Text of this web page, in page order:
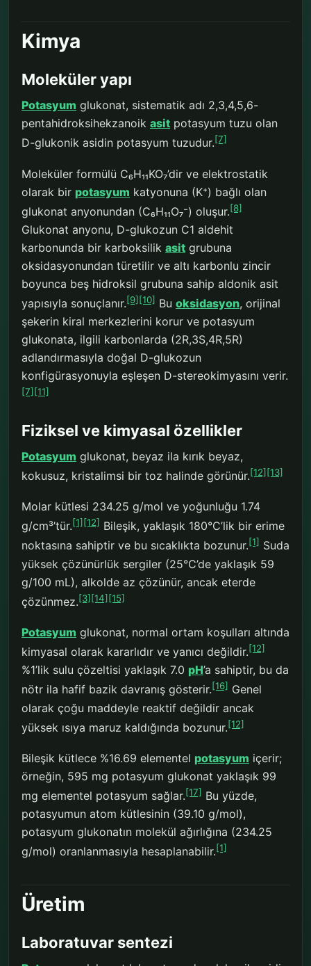
Kimya
Moleküler yapı
Potasyum glukonat, sistematik adı 2,3,4,5,6-
pentahidroksihekzanoik asit potasyum tuzu olan
D-glukonik asidin potasyum tuzudur.[7]
Moleküler formülü C₆H₁₁KO₇’dir ve elektrostatik
olarak bir potasyum katyonuna (K⁺) bağlı olan
glukonat anyonundan (C₆H₁₁O₇⁻) oluşur.[8]
Glukonat anyonu, D-glukozun C1 aldehit
karbonunda bir karboksilik asit grubuna
oksidasyonundan türetilir ve altı karbonlu zincir
boyunca beş hidroksil grubuna sahip aldonik asit
yapısıyla sonuçlanır.[9] [10] Bu oksidasyon, orijinal
şekerin kiral merkezlerini korur ve potasyum
glukonata, ilgili karbonlarda (2R,3S,4R,5R)
adlandırmasıyla doğal D-glukozun
konfigürasyonuyla eşleşen D-stereokimyasını verir.
[7] [11]
Fiziksel ve kimyasal özellikler
Potasyum glukonat, beyaz ila kırık beyaz,
kokusuz, kristalimsi bir toz halinde görünür.[12] [13]
Molar kütlesi 234.25 g/mol ve yoğunluğu 1.74
g/cm³’tür.[1] [12] Bileşik, yaklaşık 180°C’lik bir erime
noktasına sahiptir ve bu sıcaklıkta bozunur.[1] Suda
yüksek çözünürlük sergiler (25°C’de yaklaşık 59
g/100 mL), alkolde az çözünür, ancak eterde
çözünmez.[3] [14] [15]
Potasyum glukonat, normal ortam koşulları altında
kimyasal olarak kararlıdır ve yanıcı değildir.[12]
%1’lik sulu çözeltisi yaklaşık 7.0 pH’a sahiptir, bu da
nötr ila hafif bazik davranış gösterir.[16] Genel
olarak çoğu maddeyle reaktif değildir ancak
yüksek ısıya maruz kaldığında bozunur.[12]
Bileşik kütlece %16.69 elementel potasyum içerir;
örneğin, 595 mg potasyum glukonat yaklaşık 99
mg elementel potasyum sağlar.[17] Bu yüzde,
potasyumun atom kütlesinin (39.10 g/mol),
potasyum glukonatın molekül ağırlığına (234.25
g/mol) oranlanmasıyla hesaplanabilir.[1]
Üretim
Laboratuvar sentezi